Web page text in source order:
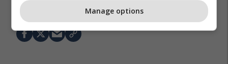
Zgjedhjet 2026
Manage options